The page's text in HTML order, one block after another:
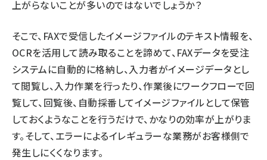
上がらないことが多いのではないでしょうか？
そこで、FAXで受信したイメージファイルのテキスト情報を、
OCRを活用して読み取ることを諦めて、FAXデータを受注
システムに自動的に格納し、入力者がイメージデータとし
て閲覧し、入力作業を行ったり、作業後にワークフローで回
覧して、回覧後、自動採番してイメージファイルとして保管
しておくようなことを行うだけで、かなりの効率が上がりま
す。そして、エラーによるイレギュラーな業務がお客様側で
発生しにくくなります。